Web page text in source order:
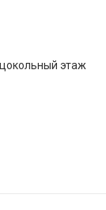
этаж